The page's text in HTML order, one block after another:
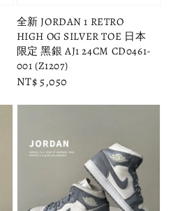
全新 JORDAN 1 RETRO
HIGH OG SILVER TOE 日本
限定 黑銀 AJ1 24CM CD0461-
001 (Z1207)
Regular
NT$ 5,050